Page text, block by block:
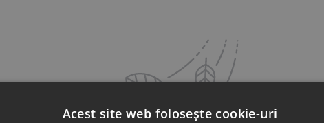
Acest site web folosește cookie-uri